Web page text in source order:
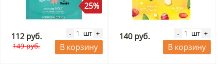
25%
112 руб.
149 руб.
- шт +
В корзину
140 руб. - шт +
В корзину